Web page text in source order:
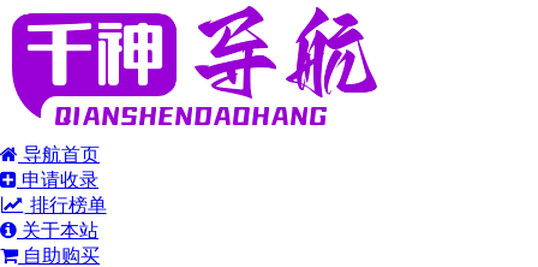
导航首页
申请收录
排行榜单
关于本站
自助购买